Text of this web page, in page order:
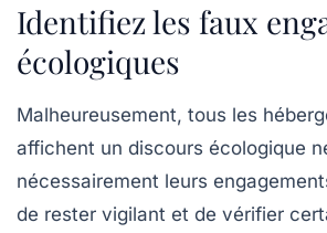
Identifiez les faux
écologiques
Malheureusement, tous les
affichent un discours écologique
nécessairement leurs
de rester vigilant et de vérifier